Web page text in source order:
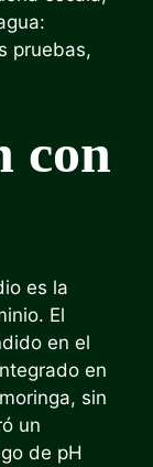
pruebas,
con
es la
El
en el
en
sin
un
de pH